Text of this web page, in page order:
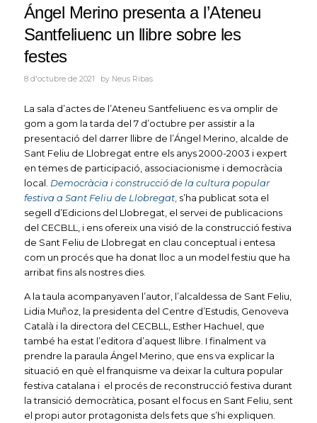
Ángel Merino presenta a l’Ateneu
Santfeliuenc un llibre sobre les
festes
8 d'octubre de 2021 by Neus Ribas
La sala d’actes de l’Ateneu Santfeliuenc es va omplir de
gom a gom la tarda del 7 d’octubre per assistir a la
presentació del darrer llibre de l’Ángel Merino, alcalde de
Sant Feliu de Llobregat entre els anys 2000-2003 i expert
en temes de participació, associacionisme i democràcia
local. Democràcia i construcció de la cultura popular
festiva a Sant Feliu de Llobregat, s’ha publicat sota el
segell d’Edicions del Llobregat, el servei de publicacions
del CECBLL, i ens ofereix una visió de la construcció festiva
de Sant Feliu de Llobregat en clau conceptual i entesa
com un procés que ha donat lloc a un model festiu que ha
arribat fins als nostres dies.
A la taula acompanyaven l’autor, l’alcaldessa de Sant Feliu,
Lidia Muñoz, la presidenta del Centre d’Estudis, Genoveva
Català i la directora del CECBLL, Esther Hachuel, que
també ha estat l’editora d’aquest llibre. I finalment va
prendre la paraula Ángel Merino, que ens va explicar la
situació en què el franquisme va deixar la cultura popular
festiva catalana i el procés de reconstrucció festiva durant
la transició democràtica, posant el focus en Sant Feliu, sent
el propi autor protagonista dels fets que s’hi expliquen.